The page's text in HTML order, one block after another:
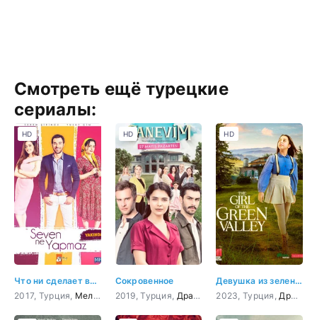
Смотреть ещё турецкие
сериалы:
Что ни сделает влюбленный
2017, Турция, Мелодрама ,Комедия
HD
Сокровенное
2019, Турция, Драма
HD
Девушка из зеленой долины 12 серия
2023, Турция, Драма
HD